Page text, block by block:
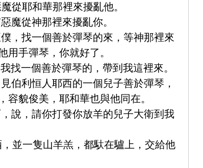
從耶和華那裡來擾亂他。
魔從神那裡來擾亂你。
，找一個善於彈琴的來，等神那裡來
用手彈琴，你就好了。
找一個善於彈琴的，帶到我這裡來。
伯利恒人耶西的一個兒子善於彈琴，
貌俊美，耶和華也與他同在。
說，請你打發你放羊的兒子大衛到我
並一隻山羊羔，都馱在驢上，交給他